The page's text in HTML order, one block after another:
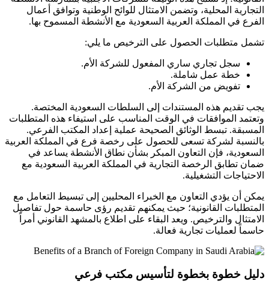
التجارية المحلية، وتضمن الامتثال للوائح الوطنية وتوافق أعمال
الفرع في المملكة العربية السعودية مع الأنشطة المسموح بها.
تشمل متطلبات الحصول على الترخيص ما يلي:
سجل تجاري ساري المفعول للشركة الأم.
خطة عمل شاملة.
تفويض من الشركة الأم.
يجب تقديم هذه المستندات إلى السلطات السعودية المختصة.
وتعتمد الموافقات في الوقت المناسب على استيفاء هذه المتطلبات
المسبقة. تبسط الوثائق الصحيحة عملية إعداد المكتب الفرعي.
بالنسبة لشركة تسعى للحصول على رخصة فرع في المملكة العربية
السعودية، فإن التعاون المبكر بشأن نطاق الأنشطة يساعد في
ضمان تطابق الرخصة التجارية في المملكة العربية السعودية مع
الاحتياجات التشغيلية.
يمكن أن يؤدي التعاون مع الخبراء المحليين إلى تبسيط التعامل مع
المتطلبات القانونية؛ حيث يمكنهم تقديم رؤى حاسمة حول تفاصيل
الامتثال والترخيص. ويعد البقاء على اطلاع بالمشهد القانوني أمراً
حاسماً لعمليات تجارية فعالة.
دليل خطوة بخطوة لتأسيس مكتب فرعي